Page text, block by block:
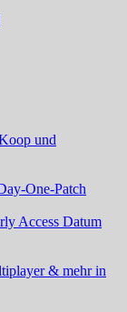
und
One-Patch
Access Datum
& mehr in